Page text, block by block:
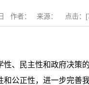
日 作者： 来源： 点击：[
、民主性和政府决策
公正性，进一步完善